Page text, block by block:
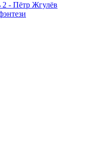
2 - Пётр Жгулёв